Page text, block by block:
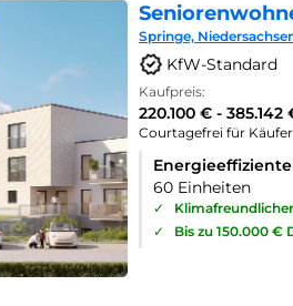
Springe,
KfW-Standard
Kaufpreis:
220.100 € - 385.142
Courtagefrei für
60 Einheiten
✓
✓
Bis zu 150.000 €